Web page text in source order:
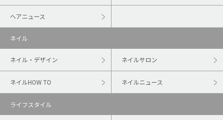
ヘアニュース
ネイル
ネイル・デザイン ネイルサロン
ネイルHOW TO ネイルニュース
ライフスタイル